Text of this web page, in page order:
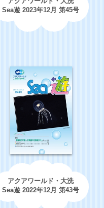
Sea遊 2023年12月 第45号
アクアワールド・大洗
Sea遊 2022年12月 第43号